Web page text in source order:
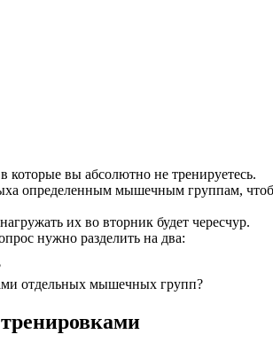
вы абсолютно не тренируетесь.
определенным мышечным группам,
их во вторник будет чересчур.
нужно разделить на два:
отдельных мышечных групп?